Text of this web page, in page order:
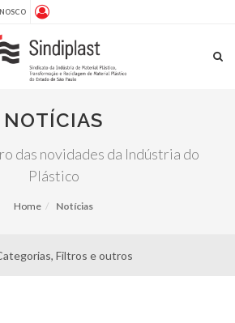
NOTÍCIAS
das novidades da Indústria do
Plástico
Home Notícias
Filtros e outros